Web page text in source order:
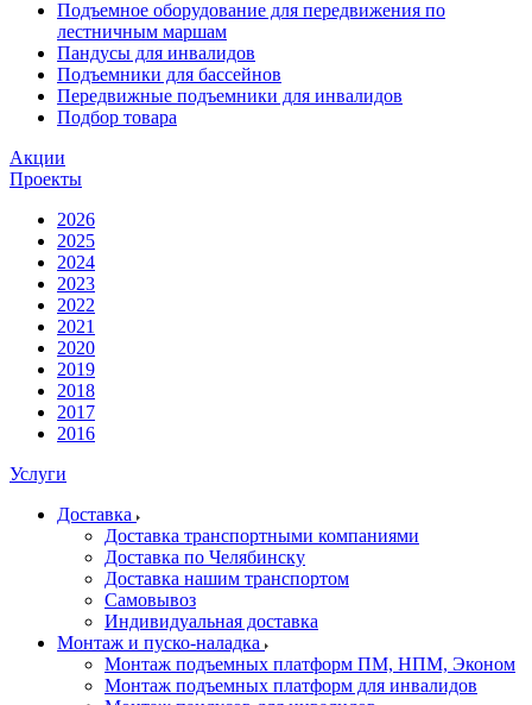
Подъемное оборудование для передвижения по
лестничным маршам
Пандусы для инвалидов
Подъемники для бассейнов
Передвижные подъемники для инвалидов
Подбор товара
Акции
Проекты
2026
2025
2024
2023
2022
2021
2020
2019
2018
2017
2016
Услуги
Доставка
Доставка транспортными компаниями
Доставка по Челябинску
Доставка нашим транспортом
Самовывоз
Индивидуальная доставка
Монтаж и пуско-наладка
Монтаж подъемных платформ ПМ, НПМ, Эконом
Монтаж подъемных платформ для инвалидов